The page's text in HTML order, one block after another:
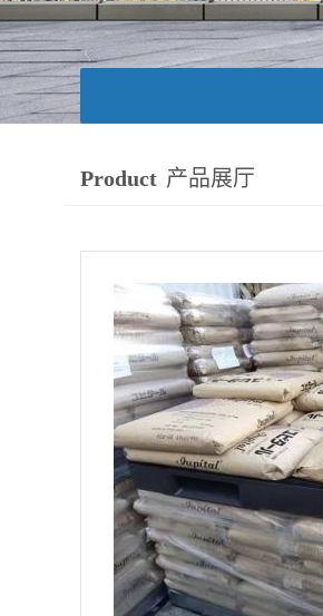
Product 产品展厅